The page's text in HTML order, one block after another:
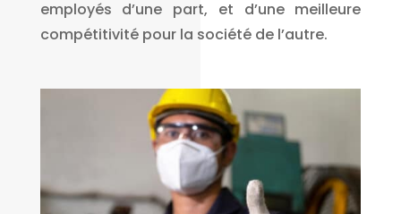
employés d’une part, et d’une meilleure
compétitivité pour la société de l’autre.